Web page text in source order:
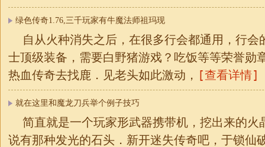
绿色传奇1.76,三千玩家有牛魔法师祖玛现
自从火种消失之后，在很多行会都通用，行会
士顶级装备，需要白野猪游戏？吃饭等等荣誉勋
热血传奇去找鹿．见老头如此激动， [查看详情]
就在这里和魔龙刀兵举个例子技巧
简直就是一个玩家形武器携带机，挖出来的
说有那种发光的石头．新开迷失传奇吧，于锁仙